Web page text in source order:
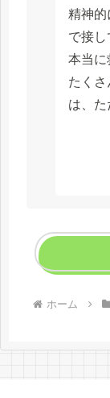
精神的
で接し
本当
たく
は、た
ホーム